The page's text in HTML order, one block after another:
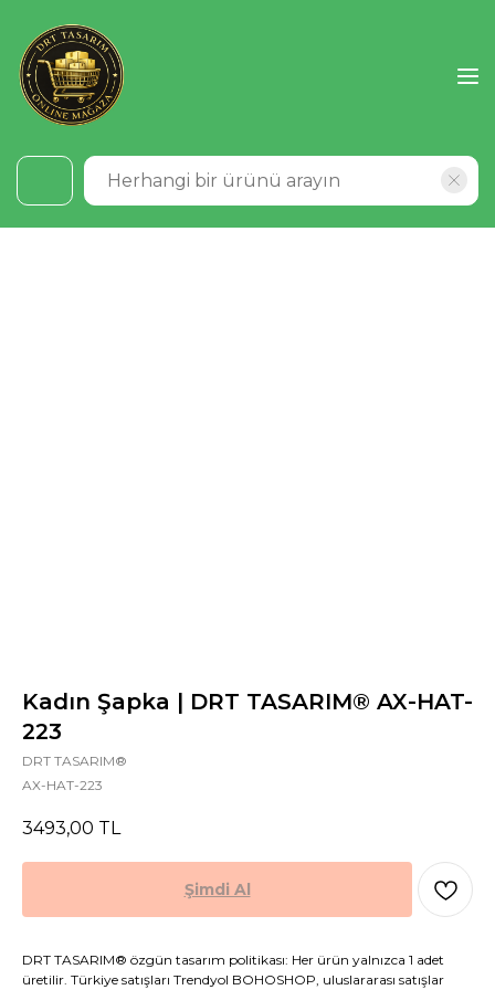
Kadın Şapka | DRT TASARIM® AX-HAT-
223
DRT TASARIM®
AX-HAT-223
3493,00 TL
Şimdi Al
DRT TASARIM® özgün tasarım politikası: Her ürün yalnızca 1 adet
üretilir. Türkiye satışları Trendyol BOHOSHOP, uluslararası satışlar